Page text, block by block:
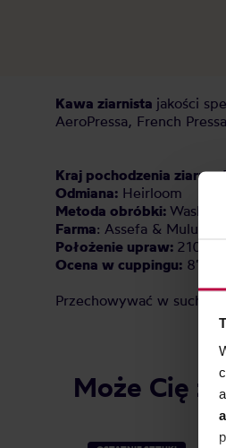
Kawa ziarnista jakości
AeroPressa, French
Kraj pochodzenia ziarna:
Odmiana: Heirloom
Metoda obróbki: Washed
Farma: Assefa &
Położenie upraw: 2100
Ocena w cuppingu: 87 /
Przechowywać w suchym
Może Cię